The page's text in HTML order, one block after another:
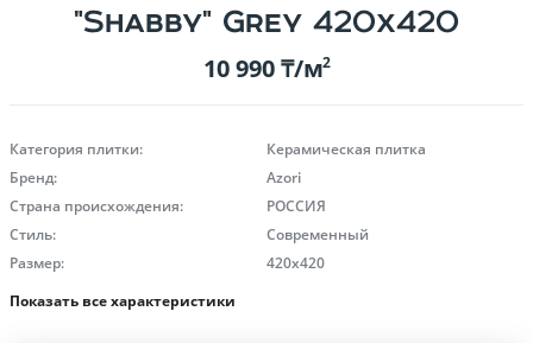
"Shabby" Grey 420х420
10 990 ₸/м2
Категория плитки:
Керамическая плитка
Бренд:
Azori
Страна происхождения:
РОССИЯ
Стиль:
Современный
Размер:
420х420
Показать все характеристики